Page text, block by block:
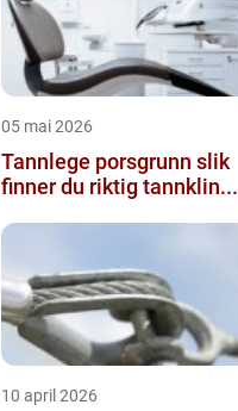
05 mai 2026
Tannlege porsgrunn slik
finner du riktig tannklin...
10 april 2026